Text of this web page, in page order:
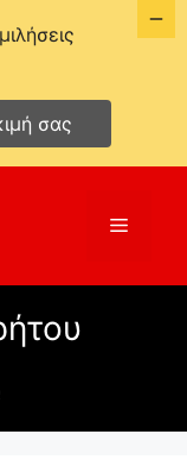
Μενού
σας